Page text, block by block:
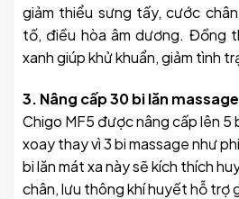
giảm thiểu sưng tấy, cước
tố, điều hòa âm dương. Đồng
xanh giúp khử khuẩn, giảm tình
3. Nâng cấp 30 bi lăn
Chigo MF5 được nâng cấp lên 5
xoay thay vì 3 bi massage như
bi lăn mát xa này sẽ kích thích
chân, lưu thông khí huyết hỗ trợ